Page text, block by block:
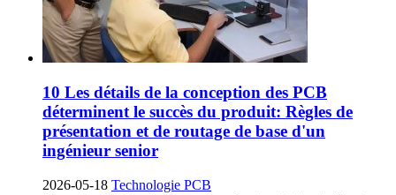
10 Les détails de la conception des PCB
déterminent le succès du produit: Règles de
présentation et de routage de base d'un
ingénieur senior
2026-05-18 Technologie PCB